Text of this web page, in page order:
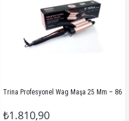
Trina Profesyonel Wag Maşa 25 Mm – 86
₺1.810,90